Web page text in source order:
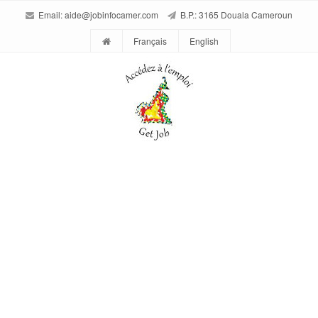
Email:aide@jobinfocamer.com B.P.: 3165 Douala Cameroun
Français English